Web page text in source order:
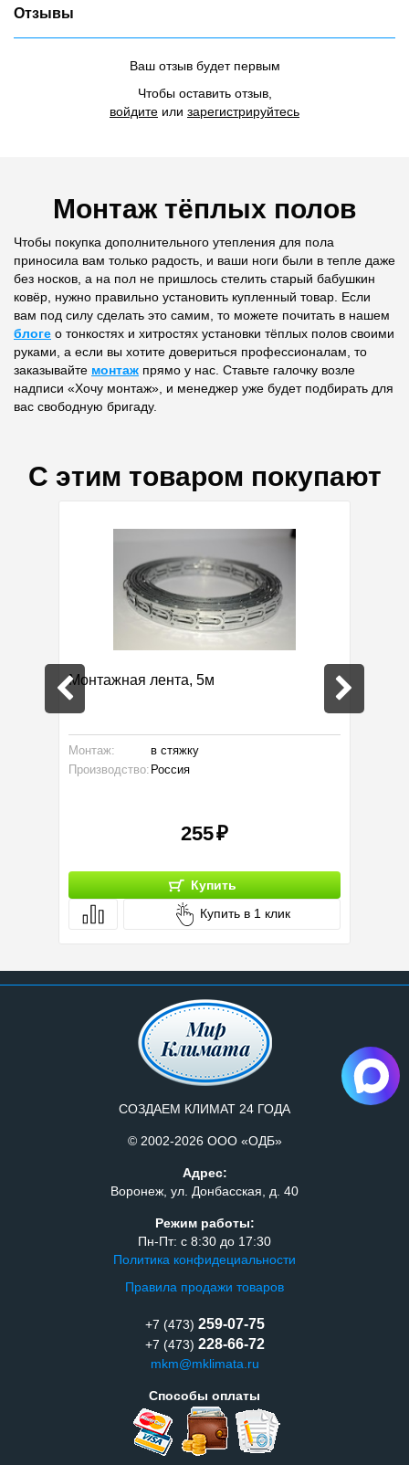
Отзывы
Ваш отзыв будет первым
Чтобы оставить отзыв,
войдите или зарегистрируйтесь
Монтаж тёплых полов
Чтобы покупка дополнительного утепления для пола
приносила вам только радость, и ваши ноги были в тепле даже
без носков, а на пол не пришлось стелить старый бабушкин
ковёр, нужно правильно установить купленный товар. Если
вам под силу сделать это самим, то можете почитать в нашем
блоге о тонкостях и хитростях установки тёплых полов своими
руками, а если вы хотите довериться профессионалам, то
заказывайте монтаж прямо у нас. Ставьте галочку возле
надписи «Хочу монтаж», и менеджер уже будет подбирать для
вас свободную бригаду.
С этим товаром покупают
Монтажная лента, 5м
Монтаж:
в стяжку
Производство: Россия
255
Купить
Купить в 1 клик
СОЗДАЕМ КЛИМАТ 24 ГОДА
© 2002-2026 ООО «ОДБ»
Адрес:
Воронеж, ул. Донбасская, д. 40
Режим работы:
Пн-Пт: с 8:30 до 17:30
Политика конфидециальности
Правила продажи товаров
+7 (473) 259-07-75
+7 (473) 228-66-72
mkm@mklimata.ru
Способы оплаты